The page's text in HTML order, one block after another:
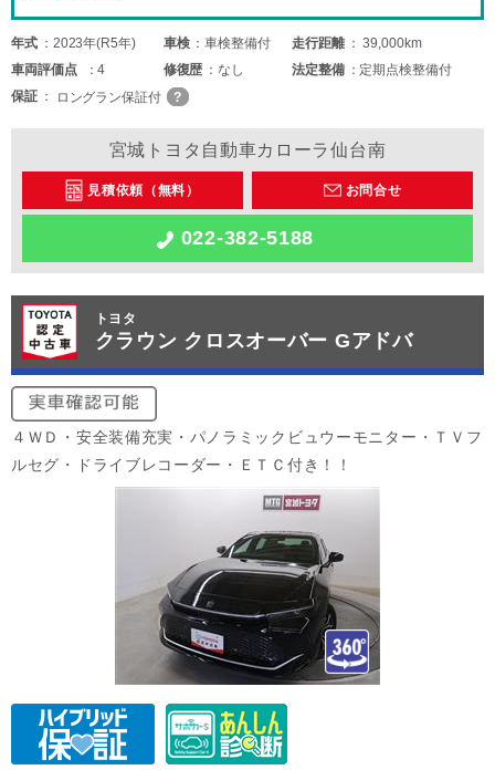
年式 2023年(R5年) 車検 車検整備付 走行距離
39,000km
車両評価点 4 修復歴 なし 法定整備
定期点検整備付
保証
ロングラン保証付
宮城トヨタ自動車カローラ仙台南
見積依頼（無料） お問合せ
022-382-5188
トヨタ
クラウン クロスオーバー Gアドバ
４ＷＤ・安全装備充実・パノラミックビュウーモニター・ＴＶフ
ルセグ・ドライブレコーダー・ＥＴＣ付き！！